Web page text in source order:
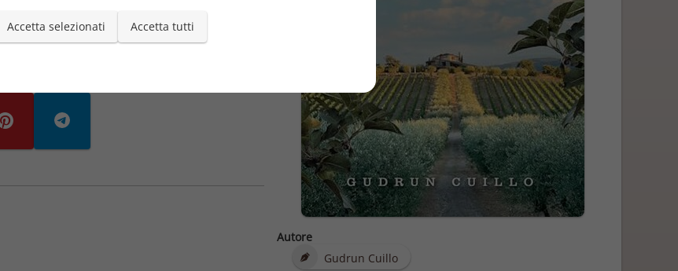
Autore
Gudrun Cuillo
Accetta selezionati Accetta tutti